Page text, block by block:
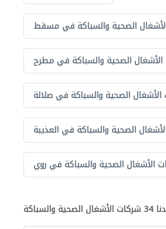
الصحية والسباكة في مسقط
الصحية والسباكة في مطرح
الصحية والسباكة في صلالة
الصحية والسباكة في العذيبة
الأشغال الصحية والسباكة في روي
الصحية والسباكة